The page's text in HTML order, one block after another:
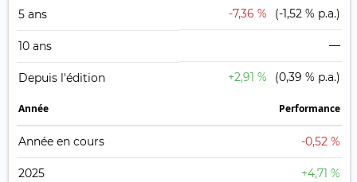
5 ans -7,36 % (-1,52 % p.a.)
10 ans —
Depuis l'édition +2,91 % (0,39 % p.a.)
Année Performance
Année en cours -0,52 %
2025 +4,71 %